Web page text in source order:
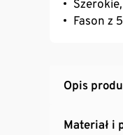
Fason z
Opis
Materiał i